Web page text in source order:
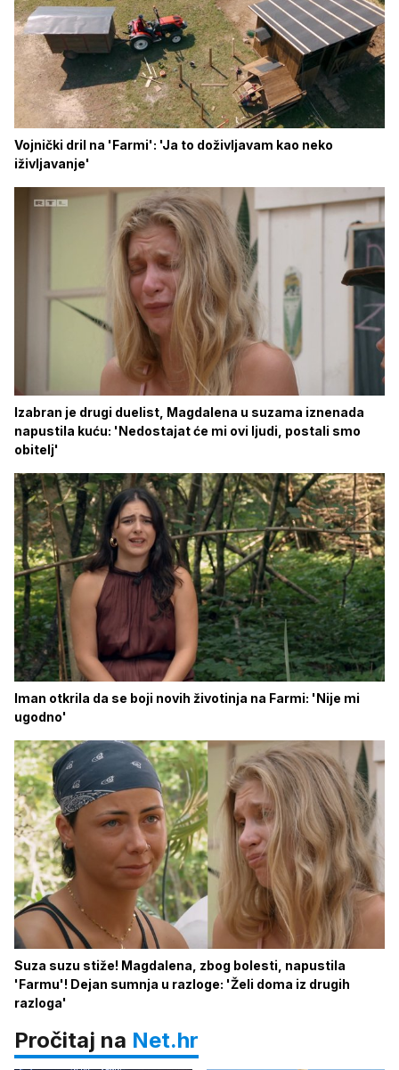
Vojnički dril na 'Farmi': 'Ja to doživljavam kao neko
iživljavanje'
Izabran je drugi duelist, Magdalena u suzama iznenada
napustila kuću: 'Nedostajat će mi ovi ljudi, postali smo
obitelj'
Iman otkrila da se boji novih životinja na Farmi: 'Nije mi
ugodno'
Suza suzu stiže! Magdalena, zbog bolesti, napustila
'Farmu'! Dejan sumnja u razloge: 'Želi doma iz drugih
razloga'
Pročitaj na Net.hr